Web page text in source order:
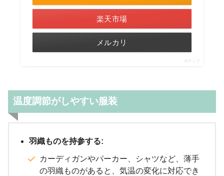
楽天市場
メルカリ
ポチップ
温度調節がしやすい服装
羽織ものを持参する:
カーディガンやパーカー、シャツなど、薄手
の羽織ものがあると、気温の変化に対応でき